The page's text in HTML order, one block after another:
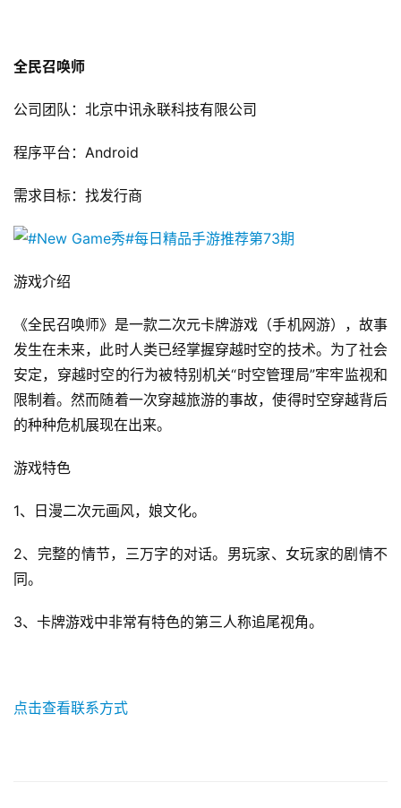
首
茶
创
游
业
手
机
游
戏
单
游
休
游
2
0
全民召唤师
公司团队：北京中讯永联科技有限公司
程序平台：Android
需求目标：找发行商
游戏介绍
《全民召唤师》是一款二次元卡牌游戏（手机网游），故事
发生在未来，此时人类已经掌握穿越时空的技术。为了社会
安定，穿越时空的行为被特别机关“时空管理局”牢牢监视和
限制着。然而随着一次穿越旅游的事故，使得时空穿越背后
的种种危机展现在出来。
游戏特色
1、日漫二次元画风，娘文化。
2、完整的情节，三万字的对话。男玩家、女玩家的剧情不
同。
3、卡牌游戏中非常有特色的第三人称追尾视角。
点击查看联系方式